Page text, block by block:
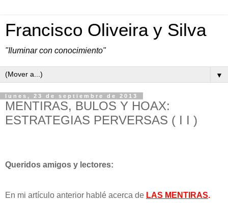
Francisco Oliveira y Silva
"Iluminar con conocimiento"
▼
lunes, 23 de septiembre de 2013
MENTIRAS, BULOS Y HOAX:
ESTRATEGIAS PERVERSAS ( I I )
Queridos amigos y lectores:
En mi artículo anterior hablé acerca de LAS MENTIRAS.